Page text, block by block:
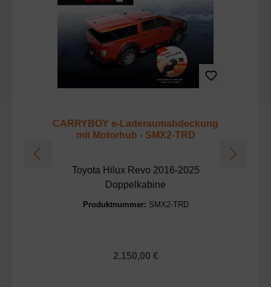
CARRYBOY e-Laderaumabdeckung
mit Motorhub - SMX2-TRD
Toyota Hilux Revo 2016-2025
Doppelkabine
Produktnummer: SMX2-TRD
Regulärer Preis:
2.150,00 €